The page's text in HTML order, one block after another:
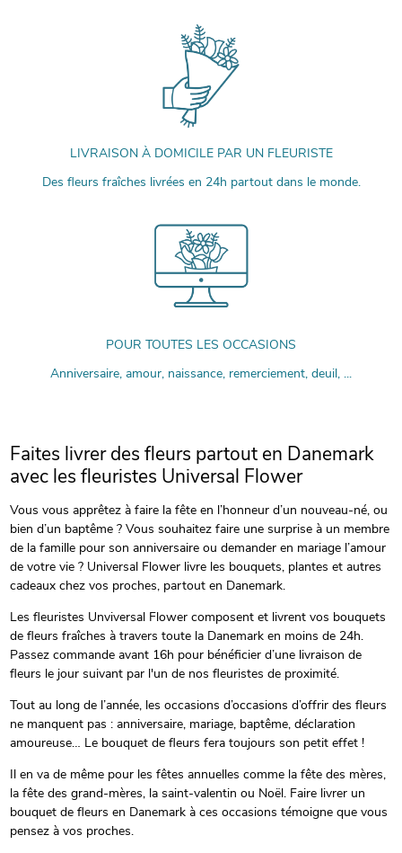
LIVRAISON À DOMICILE PAR UN FLEURISTE
Des fleurs fraîches livrées en 24h partout dans le monde.
POUR TOUTES LES OCCASIONS
Anniversaire, amour, naissance, remerciement, deuil, ...
Faites livrer des fleurs partout en Danemark
avec les fleuristes Universal Flower
Vous vous apprêtez à faire la fête en l’honneur d’un nouveau-né, ou
bien d’un baptême ? Vous souhaitez faire une surprise à un membre
de la famille pour son anniversaire ou demander en mariage l’amour
de votre vie ? Universal Flower livre les bouquets, plantes et autres
cadeaux chez vos proches, partout en Danemark.
Les fleuristes Unviversal Flower composent et livrent vos bouquets
de fleurs fraîches à travers toute la Danemark en moins de 24h.
Passez commande avant 16h pour bénéficier d’une livraison de
fleurs le jour suivant par l'un de nos fleuristes de proximité.
Tout au long de l’année, les occasions d’occasions d’offrir des fleurs
ne manquent pas : anniversaire, mariage, baptême, déclaration
amoureuse… Le bouquet de fleurs fera toujours son petit effet !
Il en va de même pour les fêtes annuelles comme la fête des mères,
la fête des grand-mères, la saint-valentin ou Noël. Faire livrer un
bouquet de fleurs en Danemark à ces occasions témoigne que vous
pensez à vos proches.